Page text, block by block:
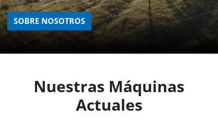
SOBRE NOSOTROS
Nuestras Máquinas
Actuales